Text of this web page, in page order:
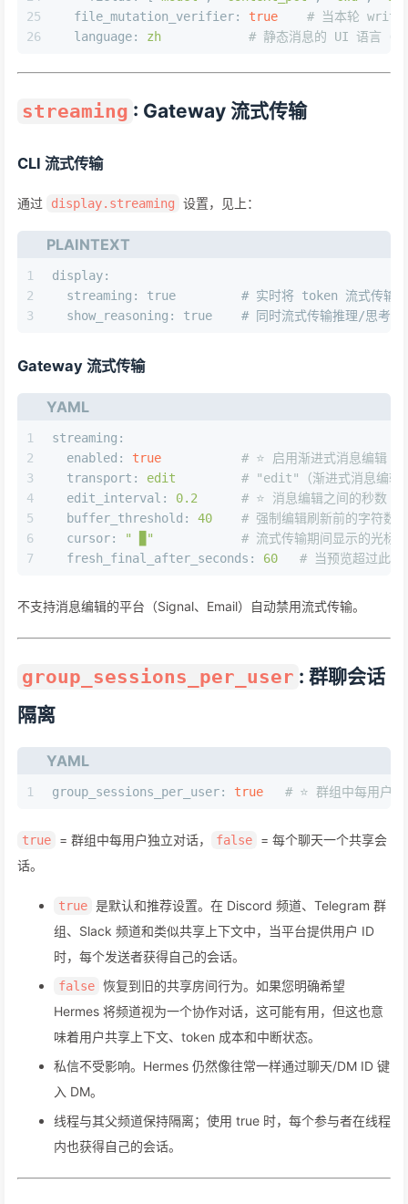
25
26
file_mutation_verifier:
true
# 当本轮
language:
zh # 静态消息的 UI 语言
streaming : Gateway 流式传输
CLI 流式传输
通过 display.streaming 设置，见上：
PLAINTEXT
1
2
3
display:
streaming: true         # 实时将 token 流式传输
show_reasoning: true    # 同时流式传输推理/思考
Gateway 流式传输
YAML
1
2
3
4
5
6
7
streaming:
enabled:
true
# ⭐️ 启用渐进式消息编辑
transport:
edit
# "edit"（渐进式消息编
edit_interval:
0.2
# ⭐️ 消息编辑之间的秒数
buffer_threshold:
40
# 强制编辑刷新前的字符数
cursor:
" ▉"
# 流式传输期间显示的光标
fresh_final_after_seconds:
60 # 当预览超过此时
不支持消息编辑的平台（Signal、Email）自动禁用流式传输。
group_sessions_per_user : 群聊会话
隔离
YAML
1 group_sessions_per_user: true # ⭐️ 群组中每用户隔
true = 群组中每用户独立对话， false
= 每个聊天一个共享会
话。
true 是默认和推荐设置。在 Discord 频道、Telegram 群
组、Slack 频道和类似共享上下文中，当平台提供用户 ID
时，每个发送者获得自己的会话。
false 恢复到旧的共享房间行为。如果您明确希望
Hermes 将频道视为一个协作对话，这可能有用，但这也意
味着用户共享上下文、token 成本和中断状态。
私信不受影响。Hermes 仍然像往常一样通过聊天/DM ID 键
入 DM。
线程与其父频道保持隔离；使用 true 时，每个参与者在线程
内也获得自己的会话。